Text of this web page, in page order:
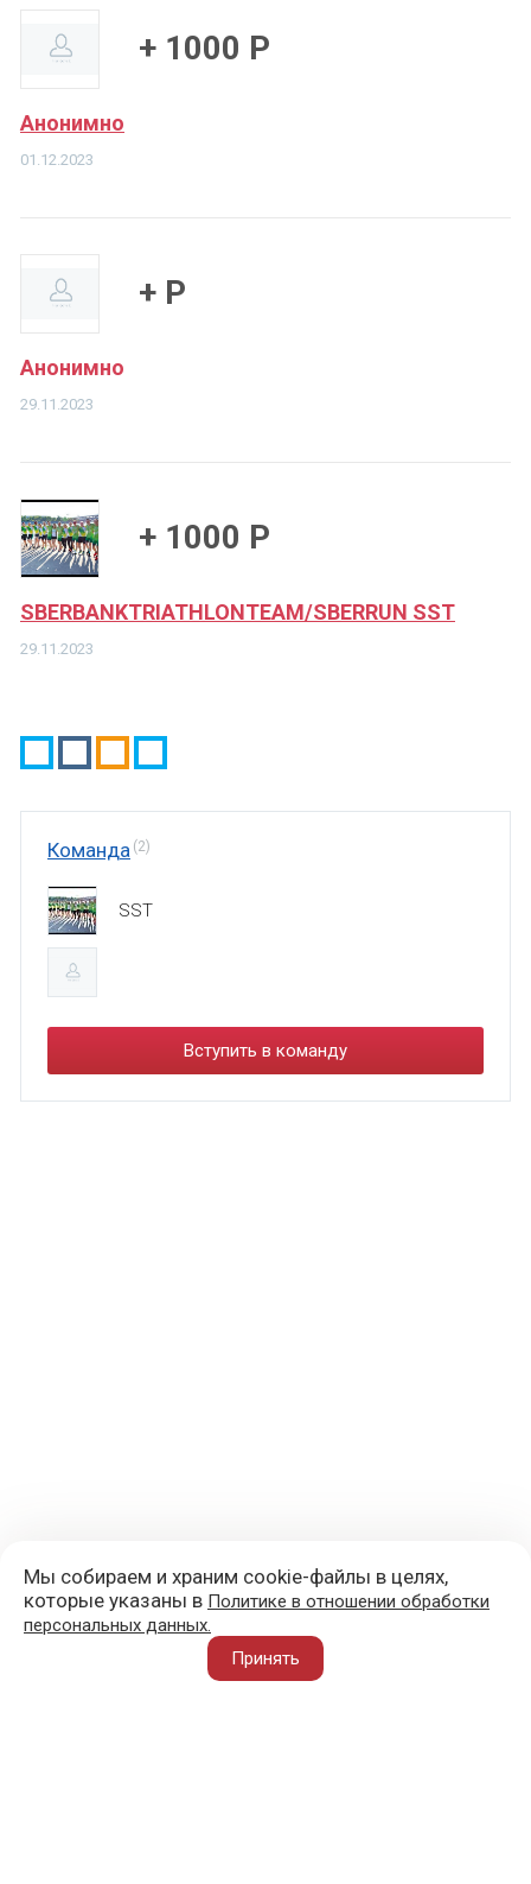
Анонимно
01.12.2023
+ 1000 Р
Анонимно
29.11.2023
+ Р
SBERBANKTRIATHLONTEAM/SBERRUN SST
29.11.2023
+ 1000 Р
Команда (2)
SST
Вступить в команду
+7 (977) 418-45-00
Мы собираем и храним cookie-файлы в целях,
которые указаны в Политике в отношении обработки
персональных данных.
Принять